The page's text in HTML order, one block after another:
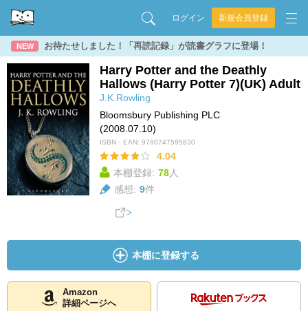
ログイン 新規会員登録
NEW お待たせしました！「再読記録」が読書グラフに登場！
Harry Potter and the Deathly
Hallows (Harry Potter 7)(UK) Adult
J.K.Rowling
Bloomsbury Publishing PLC
(2008.07.10)
ISBN・EAN: 9780747595830
4.04
本棚登録: 78人
感想: 9件
本棚に登録する
Amazon
詳細ページへ